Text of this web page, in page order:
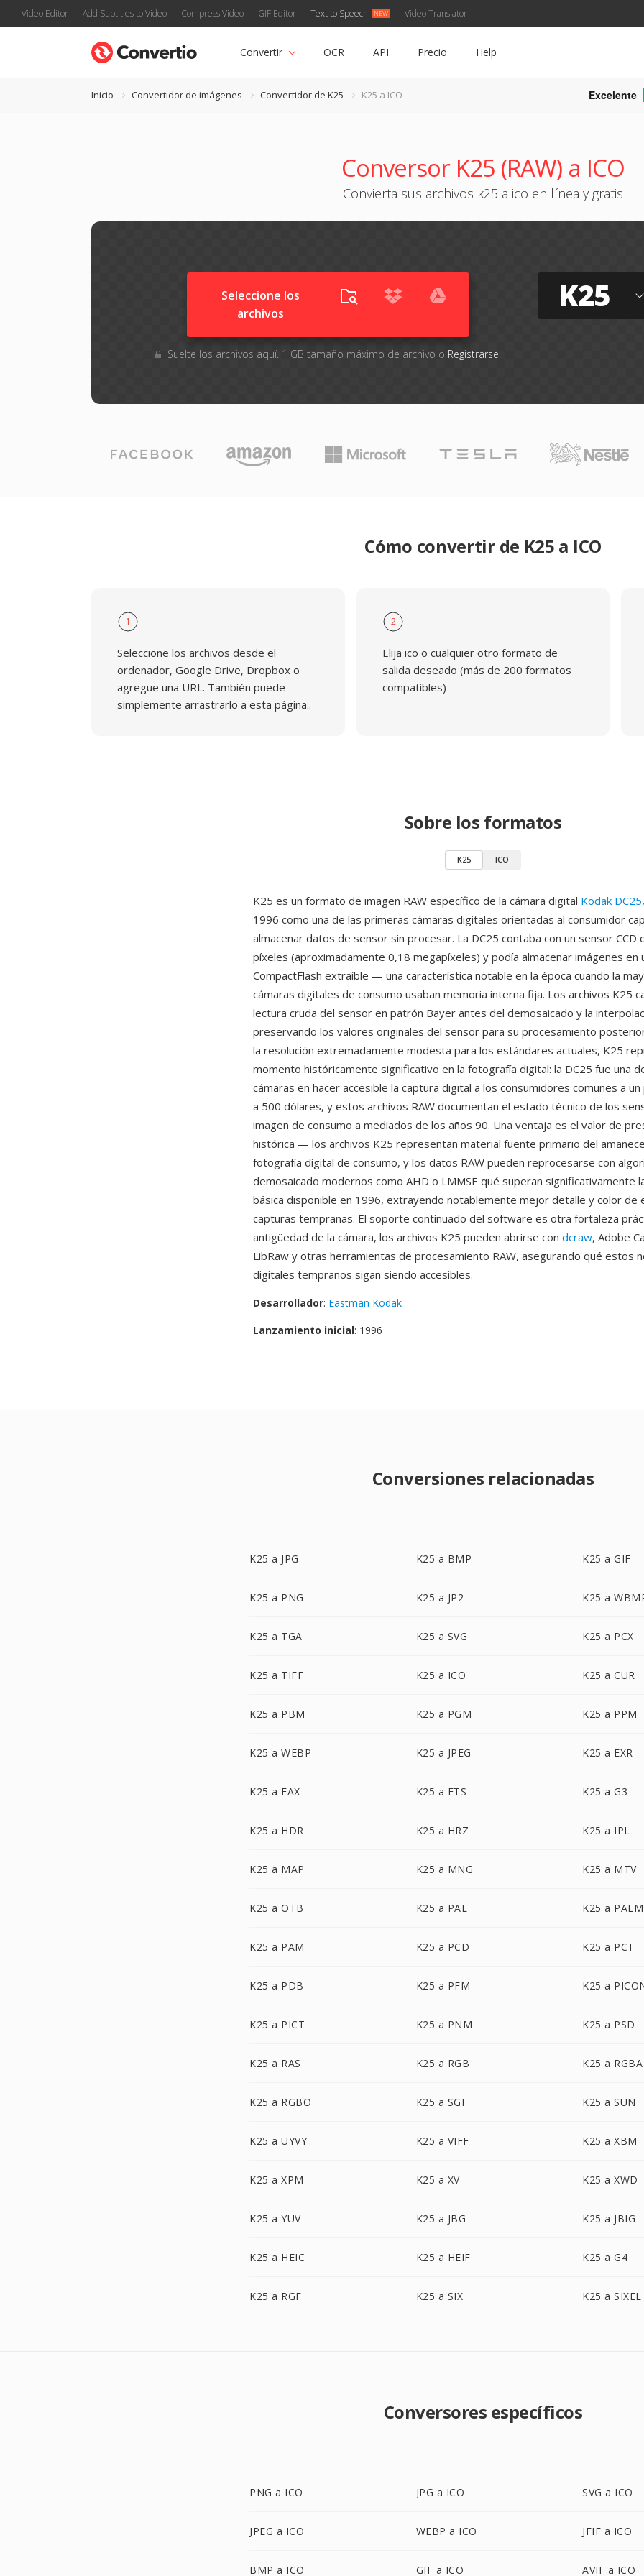
Video Editor Add Subtitles to Video Compress Video GIF Editor Text to Speech Video Translator
Convertir OCR API Precio Help
Inicio Convertidor de imágenes Convertidor de K25 K25 a ICO Excelente
Conversor K25 (RAW) a ICO
Convierta sus archivos k25 a ico en línea y gratis
Seleccione los
archivos
Suelte los archivos aquí. 1 GB tamaño máximo de archivo o Registrarse
K25
Cómo convertir de K25 a ICO
1
Seleccione los archivos desde el
ordenador, Google Drive, Dropbox o
agregue una URL. También puede
simplemente arrastrarlo a esta página..
2
Elija ico o cualquier otro formato de
salida deseado (más de 200 formatos
compatibles)
Sobre los formatos
K25 ICO
K25 es un formato de imagen RAW específico de la cámara digital Kodak DC25
1996 como una de las primeras cámaras digitales orientadas al consumidor
almacenar datos de sensor sin procesar. La DC25 contaba con un sensor CCD
píxeles (aproximadamente 0,18 megapíxeles) y podía almacenar imágenes en
CompactFlash extraíble — una característica notable en la época cuando la
cámaras digitales de consumo usaban memoria interna fija. Los archivos K25
lectura cruda del sensor en patrón Bayer antes del demosaicado y la
preservando los valores originales del sensor para su procesamiento
la resolución extremadamente modesta para los estándares actuales, K25
momento históricamente significativo en la fotografía digital: la DC25 fue una
cámaras en hacer accesible la captura digital a los consumidores comunes a
a 500 dólares, y estos archivos RAW documentan el estado técnico de los
imagen de consumo a mediados de los años 90. Una ventaja es el valor de
histórica — los archivos K25 representan material fuente primario del
fotografía digital de consumo, y los datos RAW pueden reprocesarse con
demosaicado modernos como AHD o LMMSE qué superan significativamente
básica disponible en 1996, extrayendo notablemente mejor detalle y color de
capturas tempranas. El soporte continuado del software es otra fortaleza
antigüedad de la cámara, los archivos K25 pueden abrirse con dcraw, Adobe
LibRaw y otras herramientas de procesamiento RAW, asegurando qué estos
digitales tempranos sigan siendo accesibles.
Desarrollador: Eastman Kodak
Lanzamiento inicial: 1996
Conversiones relacionadas
K25 a JPG K25 a BMP K25 a GIF
K25 a PNG K25 a JP2 K25 a
K25 a TGA K25 a SVG K25 a PCX
K25 a TIFF K25 a ICO K25 a CUR
K25 a PBM K25 a PGM K25 a PPM
K25 a WEBP K25 a JPEG K25 a EXR
K25 a FAX K25 a FTS K25 a G3
K25 a HDR K25 a HRZ K25 a IPL
K25 a MAP K25 a MNG K25 a MTV
K25 a OTB K25 a PAL K25 a PALM
K25 a PAM K25 a PCD K25 a PCT
K25 a PDB K25 a PFM K25 a
K25 a PICT K25 a PNM K25 a PSD
K25 a RAS K25 a RGB K25 a RGBA
K25 a RGBO K25 a SGI K25 a SUN
K25 a UYVY K25 a VIFF K25 a XBM
K25 a XPM K25 a XV K25 a XWD
K25 a YUV K25 a JBG K25 a JBIG
K25 a HEIC K25 a HEIF K25 a G4
K25 a RGF K25 a SIX K25 a SIXEL
Conversores específicos
PNG a ICO JPG a ICO SVG a ICO
JPEG a ICO WEBP a ICO JFIF a ICO
BMP a ICO GIF a ICO AVIF a ICO